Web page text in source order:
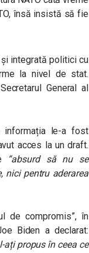
însă insistă să fie
și integrată politici cu
la nivel de stat.
General al
le-a fost
acces la un draft.
“absurd să nu se
nici pentru aderarea
de compromis”, în
Biden a declarat:
ați propus în ceea ce